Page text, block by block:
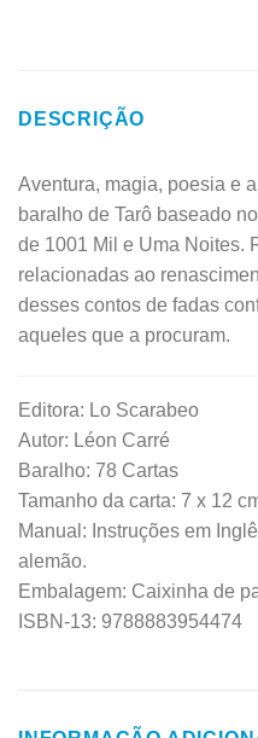
DESCRIÇÃO
Aventura, magia, poesia e
baralho de Tarô baseado
de 1001 Mil e Uma Noites.
relacionadas ao
desses contos de fadas
aqueles que a procuram.
Editora: Lo Scarabeo
Autor: Léon Carré
Baralho: 78 Cartas
Tamanho da carta: 7 x 12
Manual: Instruções em
alemão.
Embalagem: Caixinha de
ISBN-13: 9788883954474